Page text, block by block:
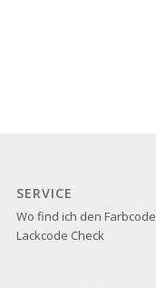
SERVICE
Wo find ich den Farbcode
Lackcode Check